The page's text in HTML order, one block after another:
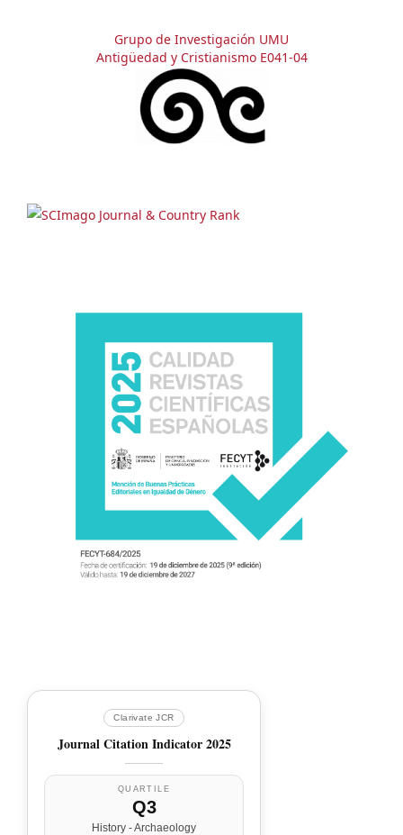
Grupo de Investigación UMU
Antigüedad y Cristianismo E041-04
Clarivate JCR
Journal Citation Indicator 2025
QUARTILE
Q3
History - Archaeology